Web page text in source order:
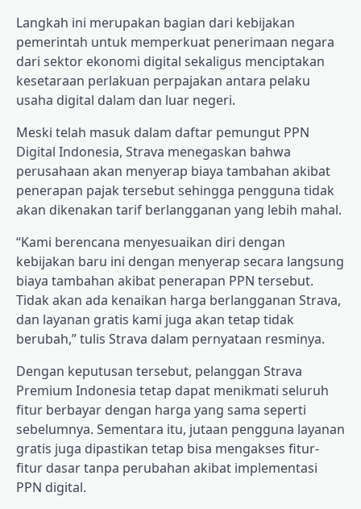
Langkah ini merupakan bagian dari kebijakan
pemerintah untuk memperkuat penerimaan negara
dari sektor ekonomi digital sekaligus menciptakan
kesetaraan perlakuan perpajakan antara pelaku
usaha digital dalam dan luar negeri.
Meski telah masuk dalam daftar pemungut PPN
Digital Indonesia, Strava menegaskan bahwa
perusahaan akan menyerap biaya tambahan akibat
penerapan pajak tersebut sehingga pengguna tidak
akan dikenakan tarif berlangganan yang lebih mahal.
“Kami berencana menyesuaikan diri dengan
kebijakan baru ini dengan menyerap secara langsung
biaya tambahan akibat penerapan PPN tersebut.
Tidak akan ada kenaikan harga berlangganan Strava,
dan layanan gratis kami juga akan tetap tidak
berubah,” tulis Strava dalam pernyataan resminya.
Dengan keputusan tersebut, pelanggan Strava
Premium Indonesia tetap dapat menikmati seluruh
fitur berbayar dengan harga yang sama seperti
sebelumnya. Sementara itu, jutaan pengguna layanan
gratis juga dipastikan tetap bisa mengakses fitur-
fitur dasar tanpa perubahan akibat implementasi
PPN digital.